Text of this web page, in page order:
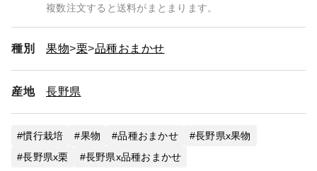
複数注文すると送料がまとまります。
種別 果物 栗 品種おまかせ
産地 長野県
慣行栽培 果物 品種おまかせ
長野県x果物
長野県x栗
長野県x品種おまかせ